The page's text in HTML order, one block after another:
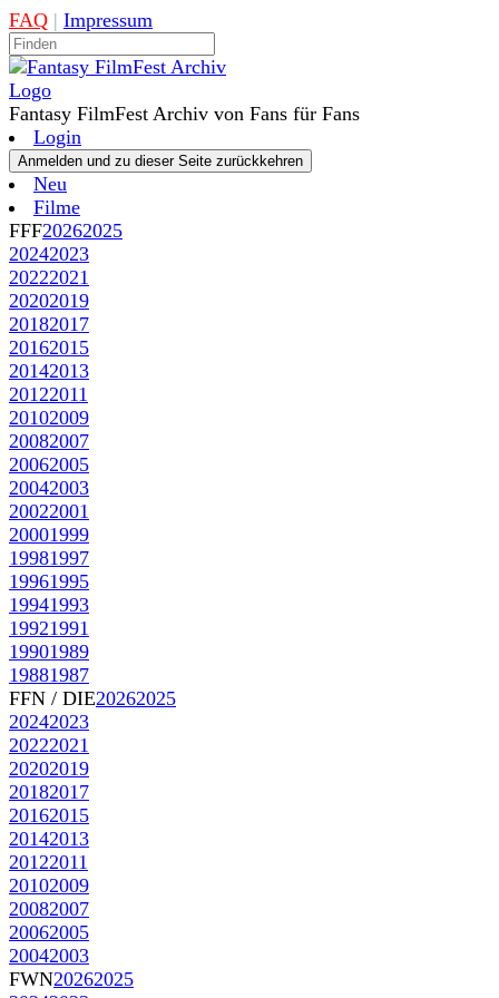
FAQ | Impressum
Fantasy FilmFest Archiv von Fans für Fans
Login
Neu
Filme
FFF20262025
20242023
20222021
20202019
20182017
20162015
20142013
20122011
20102009
20082007
20062005
20042003
20022001
20001999
19981997
19961995
19941993
19921991
19901989
19881987
FFN / DIE20262025
20242023
20222021
20202019
20182017
20162015
20142013
20122011
20102009
20082007
20062005
20042003
FWN20262025